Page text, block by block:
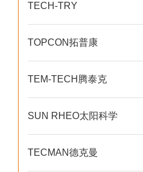
TECH-TRY
TOPCON拓普康
TEM-TECH腾泰克
SUN RHEO太阳科学
TECMAN德克曼